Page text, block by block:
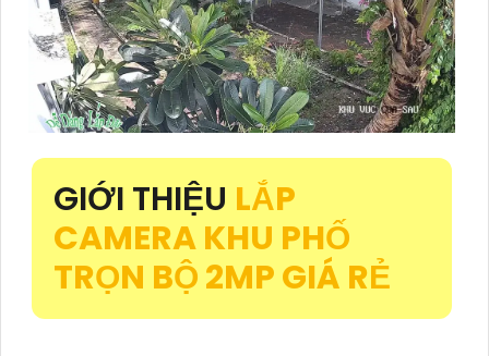
GIỚI THIỆU LẮP
CAMERA KHU PHỐ
TRỌN BỘ 2MP GIÁ RẺ